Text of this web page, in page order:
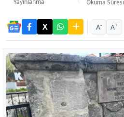
Okuma Süresi
A- A+